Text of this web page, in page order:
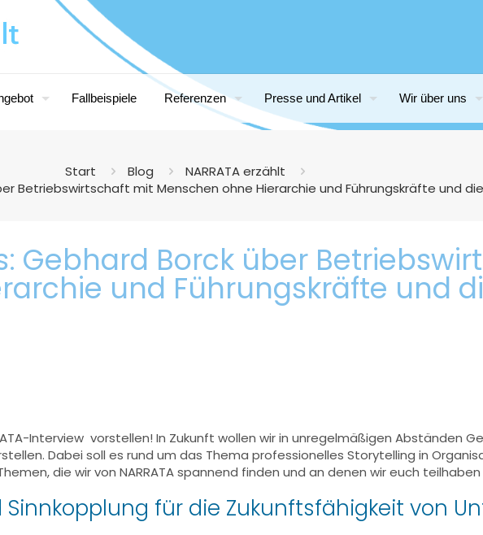
Fallbeispiele Referenzen Presse und Artikel Wir über uns
Start Blog
NARRATA erzählt
Betriebswirtschaft mit Menschen ohne Hierarchie und Führungskräfte und
Gebhard Borck über
und Führungskräfte und
Interview vorstellen! In Zukunft wollen wir in unregelmäßigen Abständen
Dabei soll es rund um das Thema professionelles Storytelling in
die wir von NARRATA spannend finden und an denen wir euch
Sinnkopplung für die Zukunftsfähigkeit von